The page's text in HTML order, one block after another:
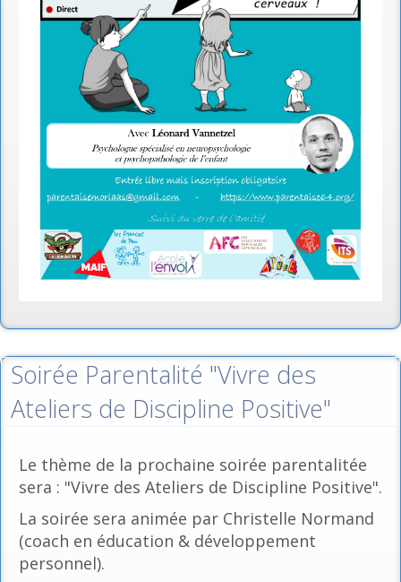
Soirée Parentalité "Vivre des
Ateliers de Discipline Positive"
Le thème de la prochaine soirée parentalitée
sera : "Vivre des Ateliers de Discipline Positive".
La soirée sera animée par Christelle Normand
(coach en éducation & développement
personnel).